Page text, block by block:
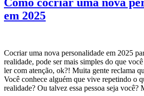
em 2025
Cocriar uma nova personalidade em 2025
realidade, pode ser mais simples do que
ler com atenção, ok?! Muita gente reclama
Você conhece alguém que vive repetindo o
realidade? Ou talvez essa pessoa seja